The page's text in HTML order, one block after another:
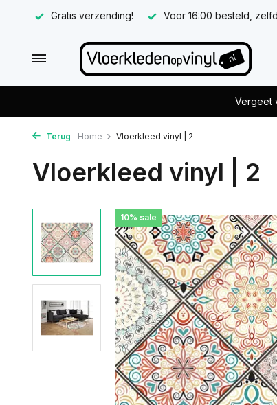
Gratis verzending! Voor 16:00 besteld,
Vergeet
Terug Home Vloerkleed vinyl | 2
Vloerkleed vinyl | 2
10% sale